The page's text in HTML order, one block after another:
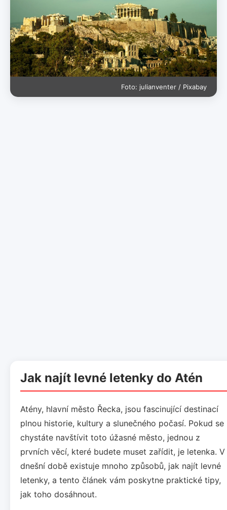
Foto: julianventer / Pixabay
Jak najít levné letenky do Atén
Atény, hlavní město Řecka, jsou fascinující destinací
plnou historie, kultury a slunečného počasí. Pokud se
chystáte navštívit toto úžasné město, jednou z
prvních věcí, které budete muset zařídit, je letenka. V
dnešní době existuje mnoho způsobů, jak najít levné
letenky, a tento článek vám poskytne praktické tipy,
jak toho dosáhnout.